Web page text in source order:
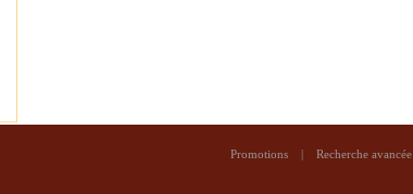
Promotions | Recherche avancée